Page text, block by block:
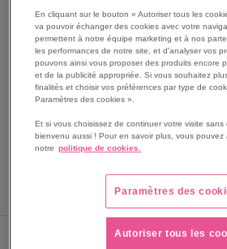
SKIP
BEGINNING
GALLERY
Les avantages
1000 Bornes pocket.
Retrouvez le plaisir d'une partie de
cette édition de poche.
Parez intelligemment les pièges de
et soyez le premier joueur à atteindre
Tous les coups sont permis !.
Voir le descriptif complet
En cliquant sur le bouton « Autoriser tous les
va pouvoir échanger des cookies avec votre
permettent à notre équipe marketing et à nos
les performances de notre site, et d'analyser vos
pouvons ainsi vous proposer des produits encore
et de la publicité appropriée. Si vous souhaitez
finalités et choisir vos préférences par type de
Paramètres des cookies ».
Et si vous choisissez de continuer votre visite sans
bienvenu aussi ! Pour en savoir plus, vous pouvez
notre politique de cookies.
Paramètres des
Autoriser tous les